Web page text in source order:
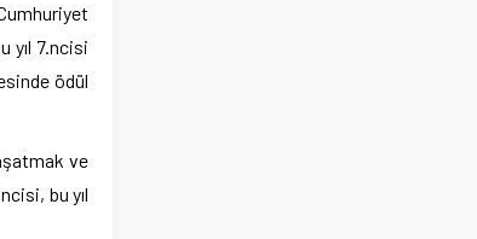
yıl 7.ncisi
ödül
ve
bu yıl